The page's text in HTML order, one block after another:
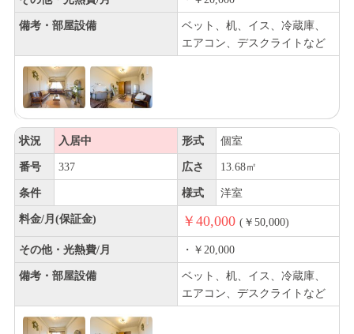
備考・部屋設備
ベット、机、イス、冷蔵庫、
エアコン、デスクライトなど
状況 入居中 形式 個室
番号 337 広さ 13.68㎡
条件 様式 洋室
料金/月(保証金) ￥40,000 (￥50,000)
その他・光熱費/月 ・￥20,000
備考・部屋設備
ベット、机、イス、冷蔵庫、
エアコン、デスクライトなど